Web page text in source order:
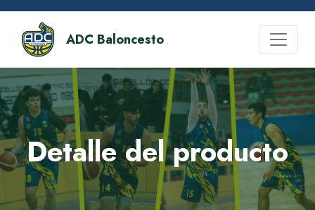
ADC Baloncesto
Detalle del producto